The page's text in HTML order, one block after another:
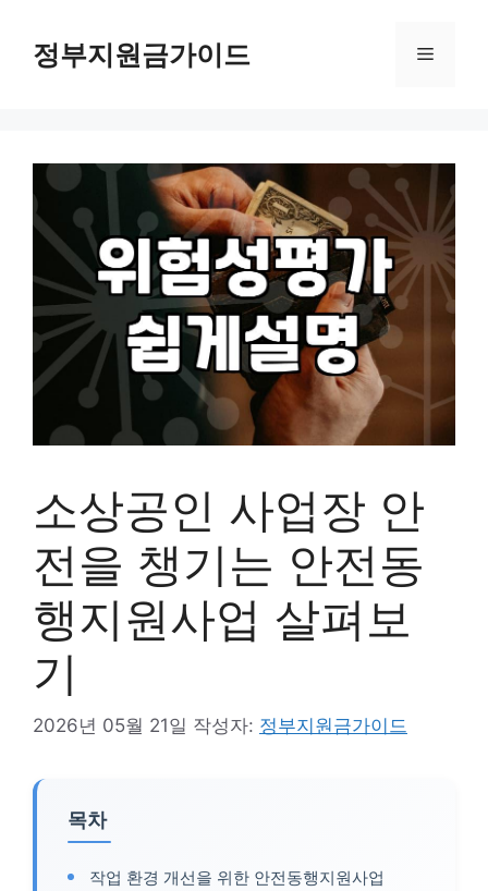
정부지원금가이드 메
소상공인 사업장 안
전을 챙기는 안전동
행지원사업 살펴보
기
2026년 05월 21일 작성자: 정부지원금가이드
목차
작업 환경 개선을 위한 안전동행지원사업